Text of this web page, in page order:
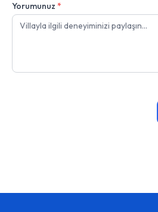
Yorumunuz *